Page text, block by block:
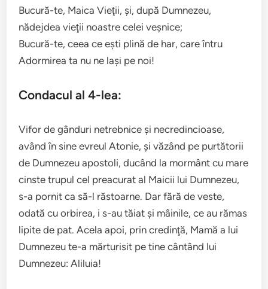
Bucură-te, Maica Vieţii, şi, după Dumnezeu,
nădejdea vieţii noastre celei veşnice;
Bucură-te, ceea ce eşti plină de har, care întru
Adormirea ta nu ne laşi pe noi!
Condacul al 4-lea:
Vifor de gânduri netrebnice şi necredincioase,
având în sine evreul Atonie, şi văzând pe purtătorii
de Dumnezeu apostoli, ducând la mormânt cu mare
cinste trupul cel preacurat al Maicii lui Dumnezeu,
s-a pornit ca să-l răstoarne. Dar fără de veste,
odată cu orbirea, i s-au tăiat şi mâinile, ce au rămas
lipite de pat. Acela apoi, prin credinţă, Mamă a lui
Dumnezeu te-a mărturisit pe tine cântând lui
Dumnezeu: Aliluia!